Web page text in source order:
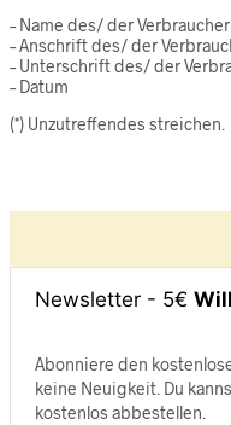
– Name des/ der
– Anschrift des/ der
– Unterschrift des/ der
– Datum
(*) Unzutreffendes streichen.
Newsletter - 5€
Abonniere den
keine Neuigkeit. Du
kostenlos abbestellen.